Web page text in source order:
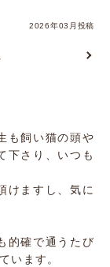
2026年03月投稿
も飼い猫の頭や
下さり、いつも
けますし、気に
的確で通うたび
います。